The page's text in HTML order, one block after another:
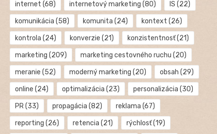
internet (68) internetový marketing (80) IS (22)
komunikácia (58) komunita (24) kontext (26)
kontrola (24) konverzie (21) konzistentnosť(21)
marketing (209) marketing cestovného ruchu (20)
meranie (52) moderný marketing (20) obsah (29)
online (24) optimalizácia (23) personalizácia (30)
PR(33) propagácia (82) reklama (67)
reporting (26) retencia (21) rýchlosť(19)